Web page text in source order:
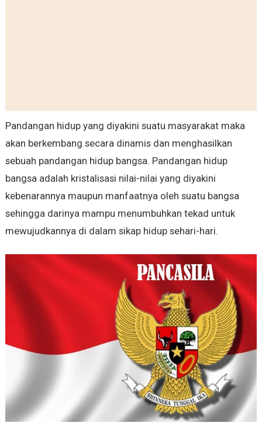
Pandangan hidup yang diyakini suatu masyarakat maka
akan berkembang secara dinamis dan menghasilkan
sebuah pandangan hidup bangsa. Pandangan hidup
bangsa adalah kristalisasi nilai-nilai yang diyakini
kebenarannya maupun manfaatnya oleh suatu bangsa
sehingga darinya mampu menumbuhkan tekad untuk
mewujudkannya di dalam sikap hidup sehari-hari.